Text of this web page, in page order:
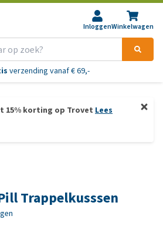
InloggenWinkelwagen
verzending vanaf € 69,-
15% korting op Trovet Lees
Trappelkusssen